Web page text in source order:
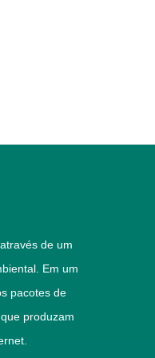
de um
Em um
pacotes de
produzam